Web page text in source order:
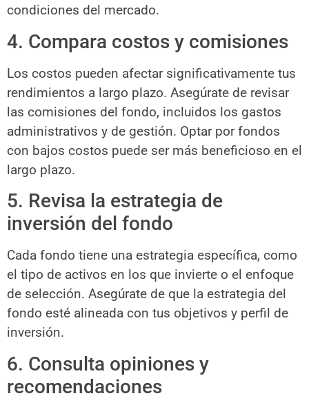
condiciones del mercado.
4. Compara costos y comisiones
Los costos pueden afectar significativamente tus
rendimientos a largo plazo. Asegúrate de revisar
las comisiones del fondo, incluidos los gastos
administrativos y de gestión. Optar por fondos
con bajos costos puede ser más beneficioso en el
largo plazo.
5. Revisa la estrategia de
inversión del fondo
Cada fondo tiene una estrategia específica, como
el tipo de activos en los que invierte o el enfoque
de selección. Asegúrate de que la estrategia del
fondo esté alineada con tus objetivos y perfil de
inversión.
6. Consulta opiniones y
recomendaciones